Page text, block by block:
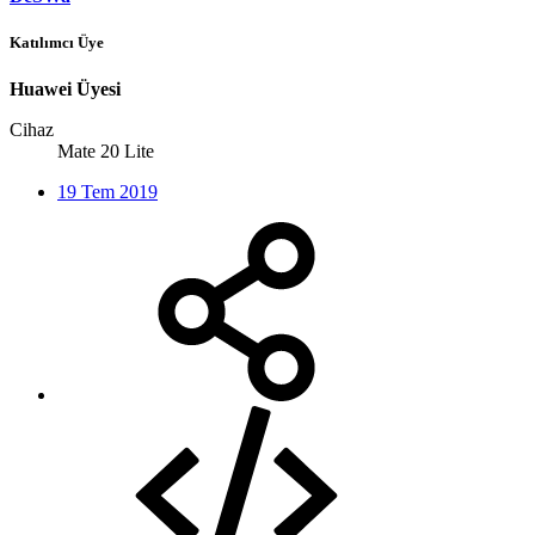
Katılımcı Üye
Huawei Üyesi
Cihaz
Mate 20 Lite
19 Tem 2019